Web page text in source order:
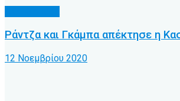
Ράντζα και Γκάμπα απέκτησε η
12 Νοεμβρίου 2020